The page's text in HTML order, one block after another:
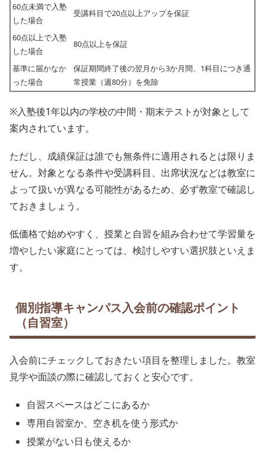
60点未満で入塾
した場合
受講科目で20点以上アップを保証
60点以上で入塾
した場合
80点以上を保証
基準に届かなか
った場合
保証期間終了後の翌月から3か月間、1科目につき通
常授業（週80分）を免除
※入塾後1年以内の学校の中間・期末テストが対象として
案内されています。
ただし、成績保証は誰でも無条件に適用されるとは限りま
せん。対象となる条件や受講科目、出席状況などは教室に
よって扱いが異なる可能性があるため、必ず教室で確認し
ておきましょう。
低価格で始めやすく、授業と自習を組み合わせて学習量を
増やしたい家庭にとっては、検討しやすい選択肢といえま
す。
個別指導キャンパス入会前の確認ポイント
（自習室）
入会前にチェックしておきたい項目を整理しました。教室
見学や面談の際に確認しておくと安心です。
自習スペースはどこにあるか
専用自習室か、空き机を使う形式か
授業がない日も使えるか